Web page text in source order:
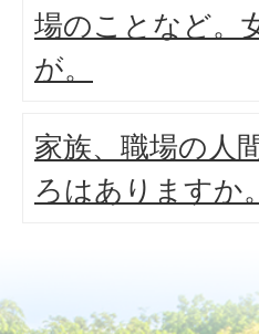
場のことなど。
が。
家族、職場の人
ろはありますか。